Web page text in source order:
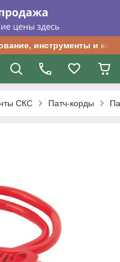
инструменты и
СКС Патч-корды